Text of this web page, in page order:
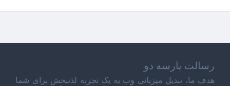
رسالت پارسه دو
هدف ما، تبدیل میزبانی وب به یک تجربه لذتبخش برای شما